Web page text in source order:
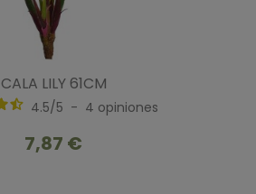
CALA LILY 61CM
4.5/5 - 4 opiniones
7,87 €